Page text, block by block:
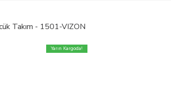
Takım - 1501-VIZON
Yarın Kargoda!